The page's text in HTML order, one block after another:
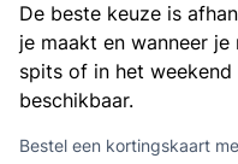
De beste keuze is
je maakt en wanneer
spits of in het
beschikbaar.
Bestel een kortingskaart